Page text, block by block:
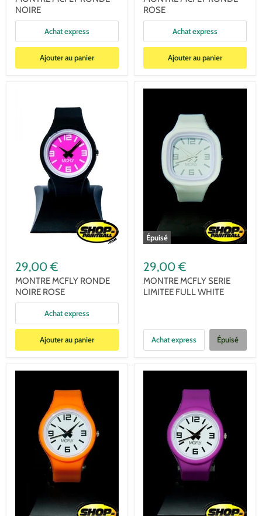
NOIRE
Achat express
Ajouter au panier
ROSE
Achat express
Ajouter au panier
29,00 €
MONTRE MCFLY RONDE
NOIRE ROSE
Achat express
Ajouter au panier
Épuisé
29,00 €
MONTRE MCFLY SERIE
LIMITEE FULL WHITE
Achat express Épuisé